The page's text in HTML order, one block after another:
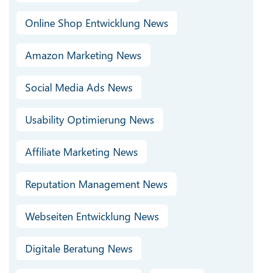
Online Shop Entwicklung News
Amazon Marketing News
Social Media Ads News
Usability Optimierung News
Affiliate Marketing News
Reputation Management News
Webseiten Entwicklung News
Digitale Beratung News